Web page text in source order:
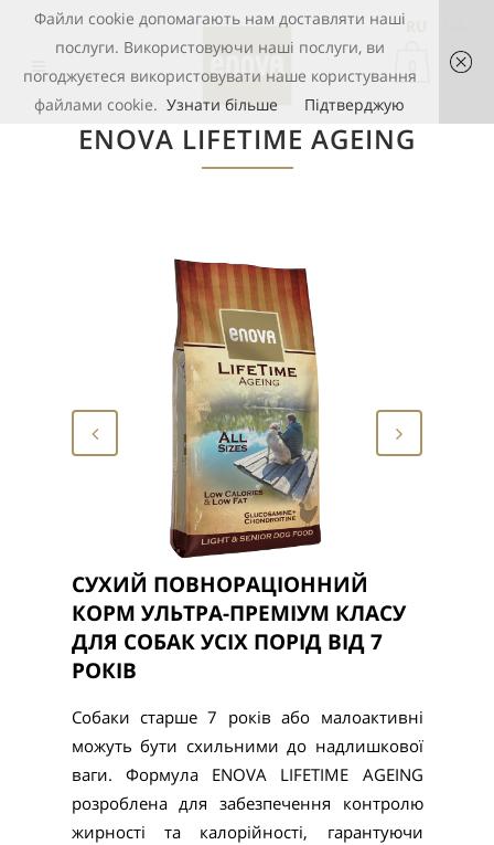
ENOVA LIFETIME AGEING
СУХИЙ ПОВНОРАЦІОННИЙ
КОРМ УЛЬТРА-ПРЕМІУМ КЛАСУ
ДЛЯ СОБАК УСІХ ПОРІД ВІД 7
РОКІВ
Собаки старше 7 років або малоактивні
можуть бути схильними до надлишкової
ваги. Формула ENOVA LIFETIME AGEING
розроблена для забезпечення контролю
жирності та калорійності, гарантуючи
Файли cookie допомагають нам доставляти наші
послуги. Використовуючи наші послуги, ви
погоджуєтеся використовувати наше користування
файлами cookie. Узнати більше Підтверджую